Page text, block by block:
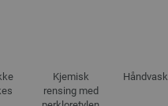
Kjemisk
rensing med
Håndvask